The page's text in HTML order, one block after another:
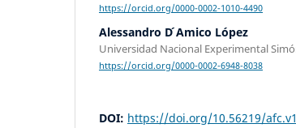
https://orcid.org/0000-0002-1010-4490
Alessandro D ́Amico López
Universidad Nacional Experimental
https://orcid.org/0000-0002-6948-8038
DOI: https://doi.org/10.56219/